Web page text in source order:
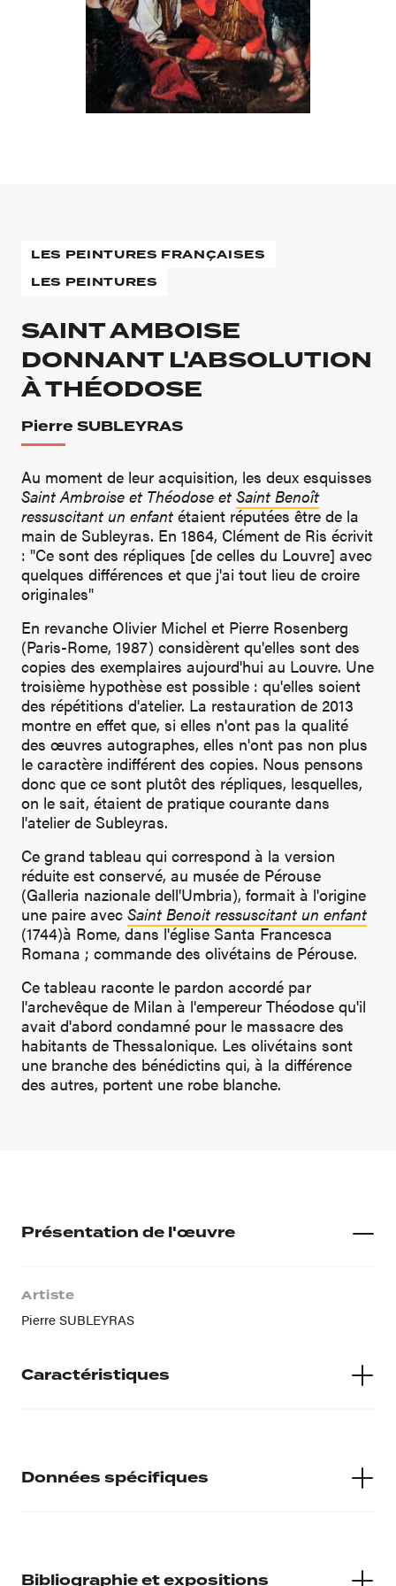
LES PEINTURES FRANÇAISES
LES PEINTURES
SAINT AMBOISE
DONNANT L'ABSOLUTION
À THÉODOSE
Pierre SUBLEYRAS
Au moment de leur acquisition, les deux esquisses
Saint Ambroise et Théodose et Saint Benoît
ressuscitant un enfant étaient réputées être de la
main de Subleyras. En 1864, Clément de Ris écrivit
: "Ce sont des répliques [de celles du Louvre] avec
quelques différences et que j'ai tout lieu de croire
originales"
En revanche Olivier Michel et Pierre Rosenberg
(Paris-Rome, 1987) considèrent qu'elles sont des
copies des exemplaires aujourd'hui au Louvre. Une
troisième hypothèse est possible : qu'elles soient
des répétitions d'atelier. La restauration de 2013
montre en effet que, si elles n'ont pas la qualité
des œuvres autographes, elles n'ont pas non plus
le caractère indifférent des copies. Nous pensons
donc que ce sont plutôt des répliques, lesquelles,
on le sait, étaient de pratique courante dans
l'atelier de Subleyras.
Ce grand tableau qui correspond à la version
réduite est conservé, au musée de Pérouse
(Galleria nazionale dell'Umbria), formait à l'origine
une paire avec Saint Benoit ressuscitant un enfant
(1744)à Rome, dans l'église Santa Francesca
Romana ; commande des olivétains de Pérouse.
Ce tableau raconte le pardon accordé par
l'archevêque de Milan à l'empereur Théodose qu'il
avait d'abord condamné pour le massacre des
habitants de Thessalonique. Les olivétains sont
une branche des bénédictins qui, à la différence
des autres, portent une robe blanche.
Présentation de l'œuvre
Artiste
Pierre SUBLEYRAS
Caractéristiques
Données spécifiques
Bibliographie et expositions